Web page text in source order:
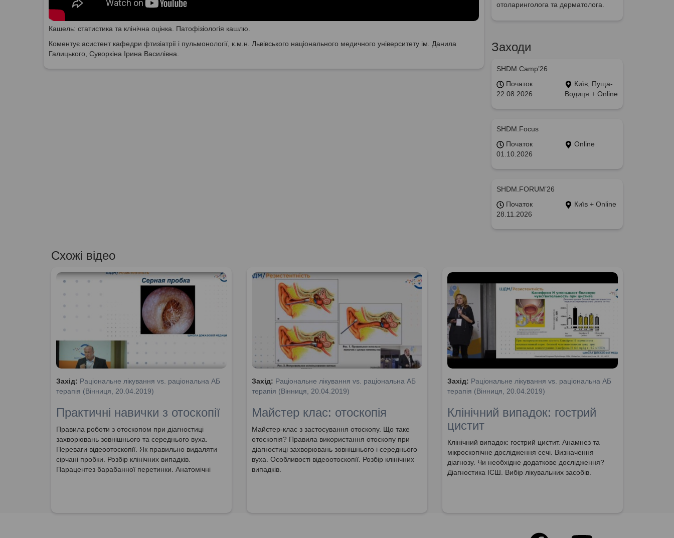
Кашель: статистика та клінічна оцінка. Патофізіологія кашлю.
Коментує асистент кафедри фтизіатрії і пульмонології, к.м.н. Львівського національного медичного університету ім. Данила
Галицького, Суворкіна Ірина Василівна.
отоларинголога та дерматолога.
Заходи
SHDM.Camp’26
Початок
22.08.2026
Київ, Пуща-
Водиця + Online
SHDM.Focus
Початок
01.10.2026
Online
SHDM.FORUM’26
Початок
28.11.2026
Київ + Online
Схожі відео
Захід: Раціональне лікування vs. раціональна АБ
терапія (Вінниця, 20.04.2019)
Практичні навички з отоскопії
Правила роботи з отоскопом при діагностиці
захворювань зовнішнього та середнього вуха.
Переваги відеоотоскопії. Як правильно видаляти
сірчані пробки. Розбір клінічних випадків.
Парацентез барабанної перетинки. Анатомічні
Захід: Раціональне лікування vs. раціональна АБ
терапія (Вінниця, 20.04.2019)
Майстер клас: отоскопія
Майстер-клас з застосування отоскопу. Що таке
отоскопія? Правила використання отоскопу при
діагностиці захворювань зовнішнього і середнього
вуха. Особливості відеоотоскопії. Розбір клінічних
випадків.
Захід: Раціональне лікування vs. раціональна АБ
терапія (Вінниця, 20.04.2019)
Клінічний випадок: гострий
цистит
Клінічний випадок: гострий цистит. Анамнез та
мікроскопічне дослідження сечі. Визначення
діагнозу. Чи необхідне додаткове дослідження?
Діагностика ІСШ. Вибір лікувальних засобів.